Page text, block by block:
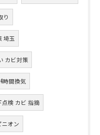
り
埼玉
カビ対策
時間換気
検 カビ 指摘
ニオン